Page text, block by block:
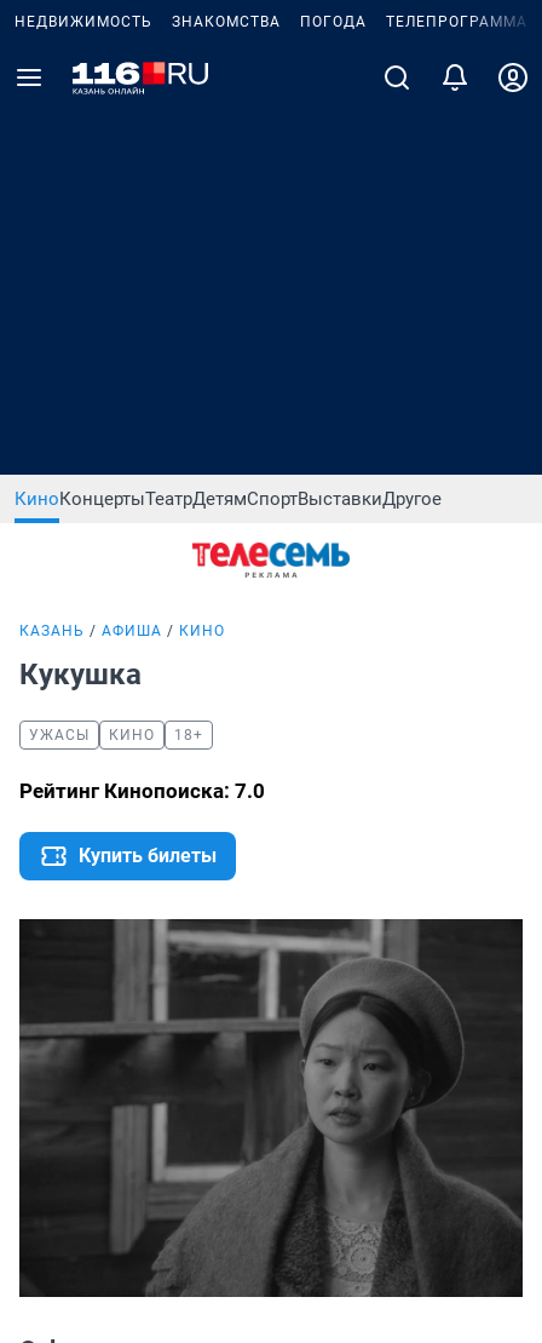
НЕДВИЖИМОСТЬ ЗНАКОМСТВА ПОГОДА ТЕЛЕПРОГРАММА
КиноКонцертыТеатрДетямСпортВыставкиДругое
КАЗАНЬ АФИША КИНО
Кукушка
УЖАСЫ КИНО 18+
Рейтинг Кинопоиска: 7.0
Купить билеты